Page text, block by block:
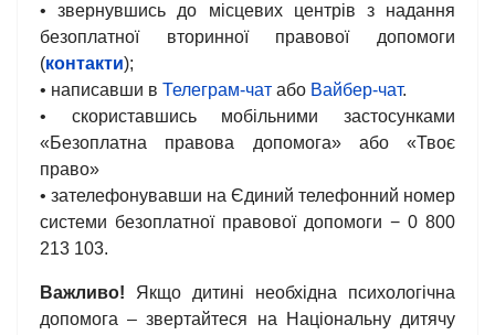
• звернувшись до місцевих центрів з надання
безоплатної вторинної правової допомоги
(контакти);
• написавши в Телеграм-чат або Вайбер-чат.
• скориставшись мобільними застосунками
«Безоплатна правова допомога» або «Твоє
право»
• зателефонувавши на Єдиний телефонний номер
системи безоплатної правової допомоги − 0 800
213 103.
Важливо! Якщо дитині необхідна психологічна
допомога – звертайтеся на Національну дитячу